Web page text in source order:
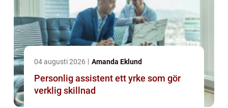
04 augusti 2026 Amanda Eklund
Personlig assistent ett yrke som gör
verklig skillnad